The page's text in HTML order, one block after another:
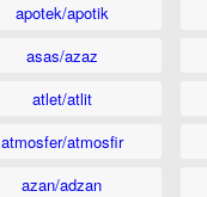
apotek/apotik
asas/azaz
atlet/atlit
atmosfer/atmosfir
azan/adzan